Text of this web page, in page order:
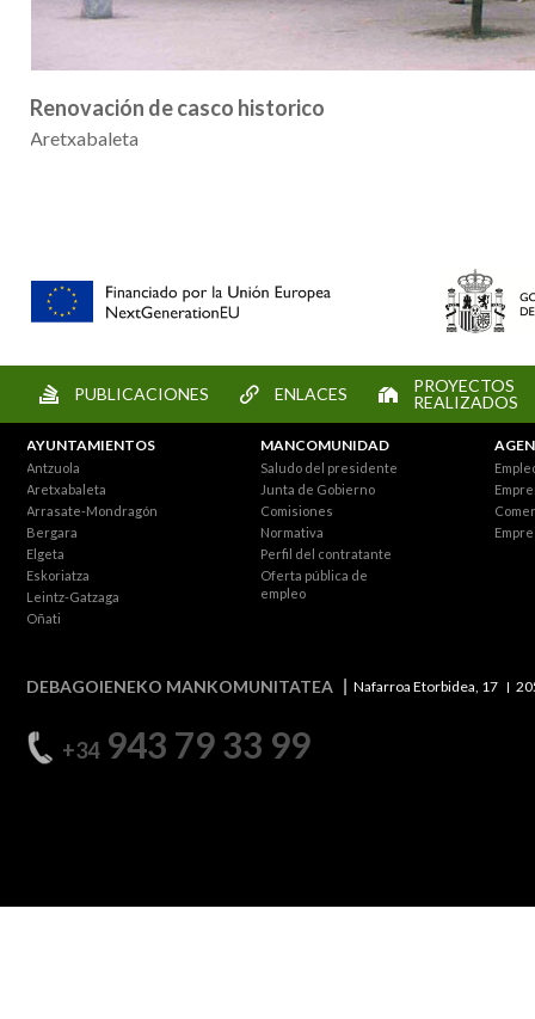
Renovación de casco historico
Aretxabaleta
PUBLICACIONES ENLACES
PROYECTOS
REALIZADOS
AYUNTAMIENTOS
Antzuola
Aretxabaleta
Arrasate-Mondragón
Bergara
Elgeta
Eskoriatza
Leintz-Gatzaga
Oñati
MANCOMUNIDAD
Saludo del presidente
Junta de Gobierno
Comisiones
Normativa
Perfil del contratante
Oferta pública de
empleo
DEBAGOIENEKO MANKOMUNITATEA Nafarroa Etorbidea, 17
+34943 79 33 99